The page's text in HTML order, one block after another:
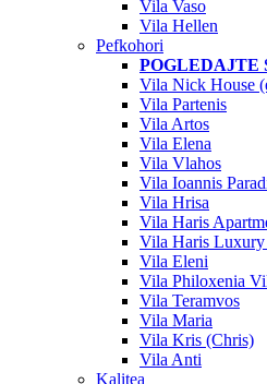
Vila Vaso
Vila Hellen
Pefkohori
POGLEDAJTE
Vila Nick House
Vila Partenis
Vila Artos
Vila Elena
Vila Vlahos
Vila Ioannis
Vila Hrisa
Vila Haris
Vila Haris Luxury
Vila Eleni
Vila Philoxenia
Vila Teramvos
Vila Maria
Vila Kris (Chris)
Vila Anti
Kalitea